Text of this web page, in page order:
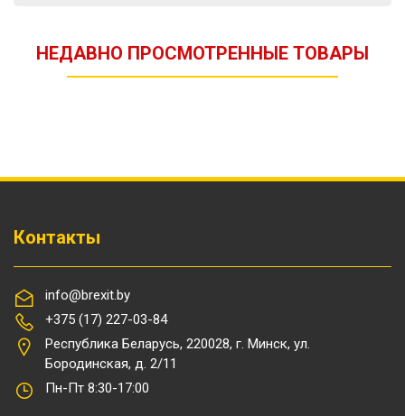
НЕДАВНО ПРОСМОТРЕННЫЕ ТОВАРЫ
Контакты
info@brexit.by
+375 (17) 227-03-84
Республика Беларусь, 220028, г. Минск, ул.
Бородинская, д. 2/11
Пн-Пт 8:30-17:00